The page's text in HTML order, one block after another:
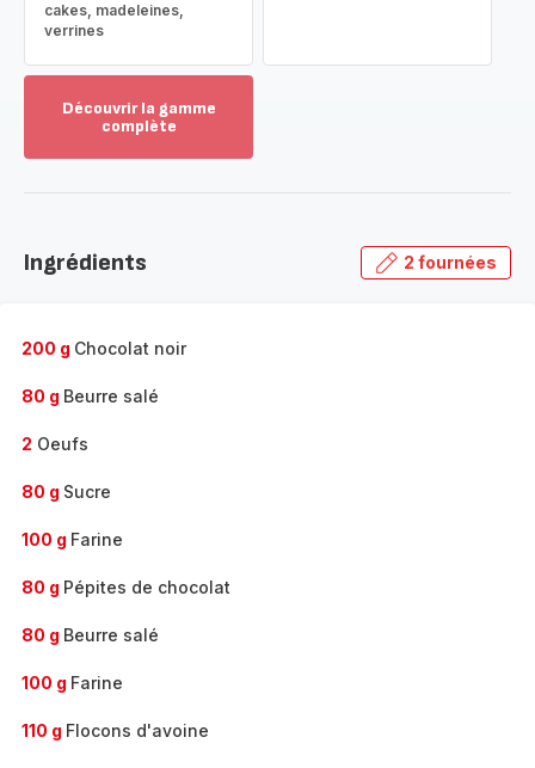
cakes, madeleines,
verrines
Découvrir la gamme
complète
gamme
Ingrédients 2 fournées
200 g Chocolat noir
80 g Beurre salé
2 Oeufs
80 g Sucre
100 g Farine
80 g Pépites de chocolat
80 g Beurre salé
100 g Farine
110 g Flocons d'avoine